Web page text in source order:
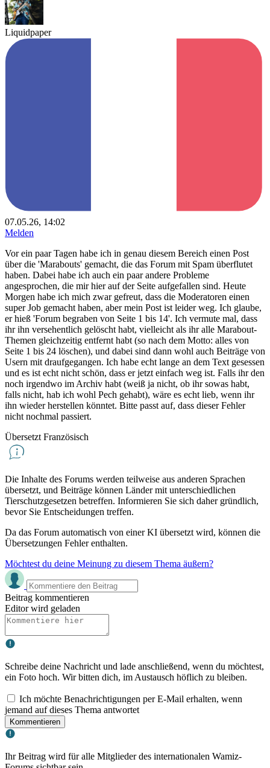
Liquidpaper
07.05.26, 14:02
Melden
Vor ein paar Tagen habe ich in genau diesem Bereich einen Post
über die 'Marabouts' gemacht, die das Forum mit Spam überflutet
haben. Dabei habe ich auch ein paar andere Probleme
angesprochen, die mir hier auf der Seite aufgefallen sind. Heute
Morgen habe ich mich zwar gefreut, dass die Moderatoren einen
super Job gemacht haben, aber mein Post ist leider weg. Ich glaube,
er hieß 'Forum begraben von Seite 1 bis 14'. Ich vermute mal, dass
ihr ihn versehentlich gelöscht habt, vielleicht als ihr alle Marabout-
Themen gleichzeitig entfernt habt (so nach dem Motto: alles von
Seite 1 bis 24 löschen), und dabei sind dann wohl auch Beiträge von
Usern mit draufgegangen. Ich habe echt lange an dem Text gesessen
und es ist echt nicht schön, dass er jetzt einfach weg ist. Falls ihr den
noch irgendwo im Archiv habt (weiß ja nicht, ob ihr sowas habt,
falls nicht, hab ich wohl Pech gehabt), wäre es echt lieb, wenn ihr
ihn wieder herstellen könntet. Bitte passt auf, dass dieser Fehler
nicht nochmal passiert.
Übersetzt Französisch
Die Inhalte des Forums werden teilweise aus anderen Sprachen
übersetzt, und Beiträge können Länder mit unterschiedlichen
Tierschutzgesetzen betreffen. Informieren Sie sich daher gründlich,
bevor Sie Entscheidungen treffen.
Da das Forum automatisch von einer KI übersetzt wird, können die
Übersetzungen Fehler enthalten.
Möchtest du deine Meinung zu diesem Thema äußern?
Beitrag kommentieren
Editor wird geladen
Schreibe deine Nachricht und lade anschließend, wenn du möchtest,
ein Foto hoch. Wir bitten dich, im Austausch höflich zu bleiben.
Ich möchte Benachrichtigungen per E-Mail erhalten, wenn
jemand auf dieses Thema antwortet
Kommentieren
Ihr Beitrag wird für alle Mitglieder des internationalen Wamiz-